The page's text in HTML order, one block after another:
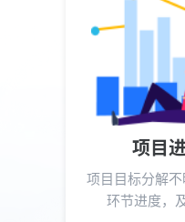
项目
项目目标分解
环节进度，